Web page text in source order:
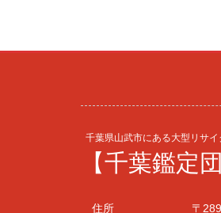
千葉県山武市にある大型リサ
【千葉鑑定
住所 〒